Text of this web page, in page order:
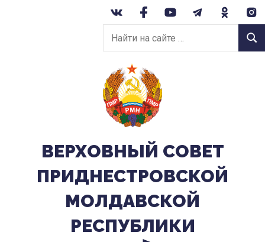
Найти
на
сайте:
ВЕРХОВНЫЙ CОВЕТ
ПРИДНЕСТРОВСКОЙ
МОЛДАВСКОЙ
РЕСПУБЛИКИ